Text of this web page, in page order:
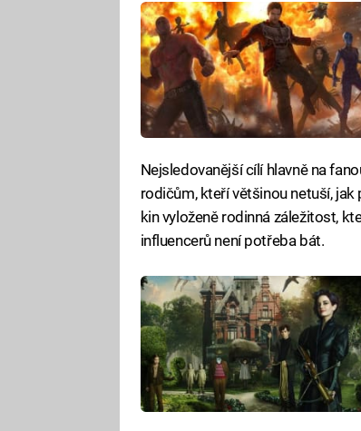
Nejsledovanější cílí hlavně na
rodičům, kteří většinou netuší,
kin vyloženě rodinná záležitost,
influencerů není potřeba bát.